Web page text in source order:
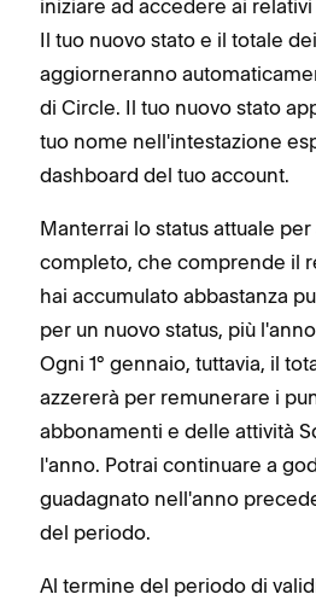
iniziare ad accedere ai
Il tuo nuovo stato e il totale
aggiorneranno
di Circle. Il tuo nuovo stato
tuo nome nell'intestazione
dashboard del tuo account.
Manterrai lo status attuale
completo, che comprende il
hai accumulato abbastanza
per un nuovo status, più
Ogni 1° gennaio, tuttavia, il
azzererà per remunerare i
abbonamenti e delle attività
l'anno. Potrai continuare a
guadagnato nell'anno
del periodo.
Al termine del periodo di